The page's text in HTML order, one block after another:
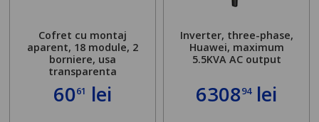
Cofret cu montaj
aparent, 18 module, 2
borniere, usa
transparenta
6061 lei
Inverter, three-phase,
Huawei, maximum
5.5KVA AC output
630894lei